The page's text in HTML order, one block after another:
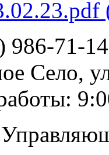
986-71-14
Село,